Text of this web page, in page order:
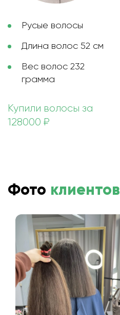
Русые волосы
Длина волос 52 см
Вес волос 232
грамма
Купили волосы за
128000 ₽
Фото клиентов